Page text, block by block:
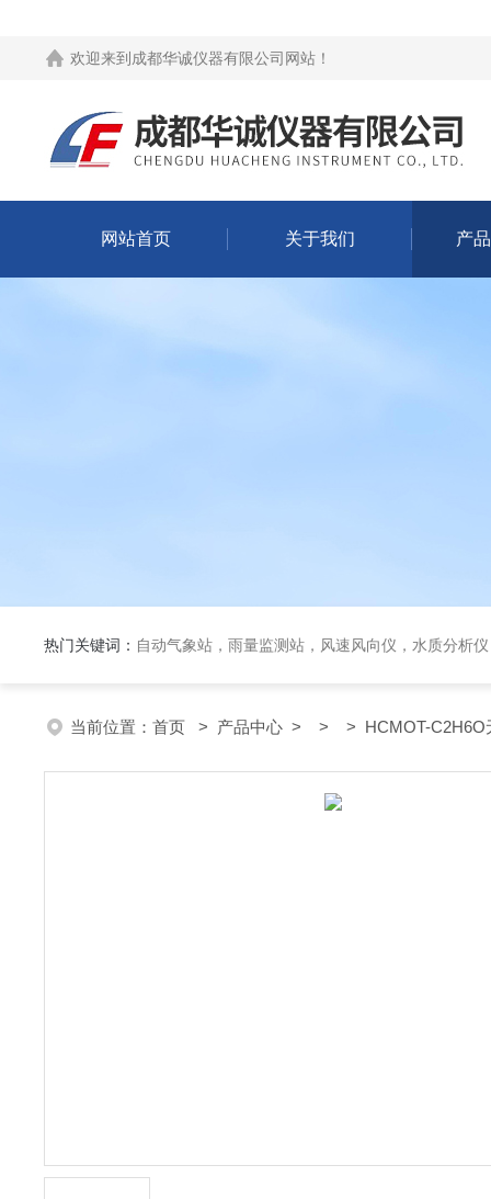
欢迎来到 成都华诚仪器有限公司网站 ！
网站首页 关于我们 产
热门关键词： 自动气象站，雨量监测站，风速风向仪，水质分析
当前位置： 首页 > 产品中心 > > > HCMOT-C2H6O